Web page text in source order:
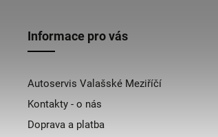
Informace pro vás
Autoservis Valašské Meziříčí
Kontakty - o nás
Doprava a platba